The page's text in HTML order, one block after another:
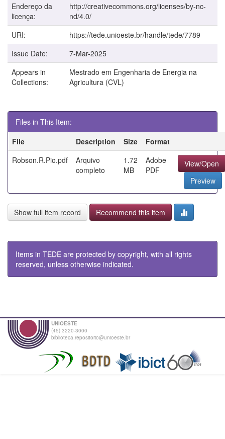
Endereço da
licença:
http://creativecommons.org/licenses/by-nc-
nd/4.0/
URI:
https://tede.unioeste.br/handle/tede/7789
Issue Date:
7-Mar-2025
Appears in
Collections:
Mestrado em Engenharia de Energia na
Agricultura (CVL)
Files in This Item:
File
Description Size
Format
Robson.R.Pio.pdf
Arquivo
completo
1.72
MB
Adobe
PDF
View/Open
Preview
Show full item record Recommend this item
Items in TEDE are protected by copyright, with all rights
reserved, unless otherwise indicated.
UNIOESTE
(45) 3220-3000
biblioteca.repositorio@unioeste.br